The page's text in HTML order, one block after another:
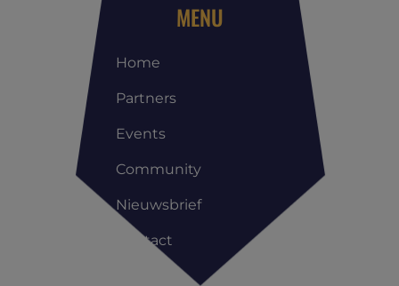
MENU
Home
Partners
Events
Community
Nieuwsbrief
Contact